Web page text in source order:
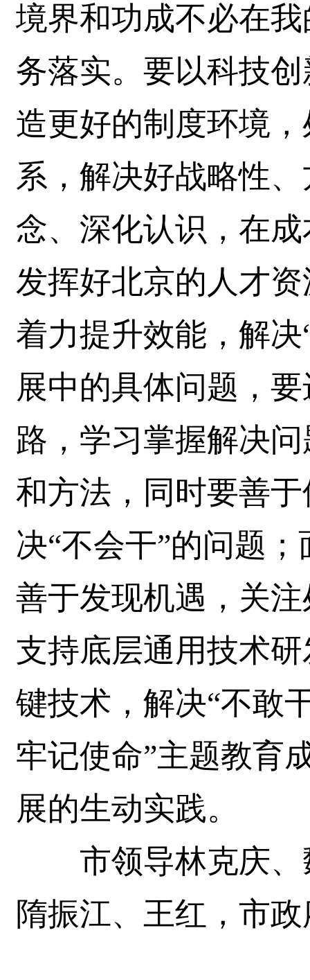
境界和功成不必在
务落实。要以科技
造更好的制度环境
系，解决好战略性
念、深化认识，在
发挥好北京的人才
着力提升效能，解
展中的具体问题，
路，学习掌握解决
和方法，同时要善
决“不会干”的问题
善于发现机遇，关
支持底层通用技术
键技术，解决“不敢
牢记使命”主题教育
展的生动实践。
市领导林克庆、
隋振江、王红，市